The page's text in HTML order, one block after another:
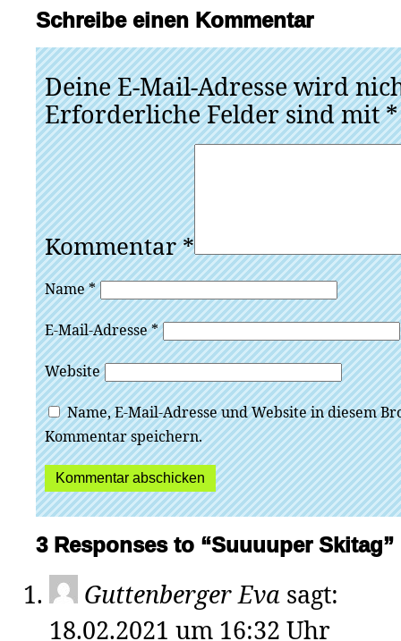
Schreibe einen Kommentar
Deine E-Mail-Adresse wird
Erforderliche Felder sind mit*
Kommentar*
Name*
E-Mail-Adresse*
Website
Name, E-Mail-Adresse und Website in diesem
Kommentar speichern.
3 Responses to “Suuuuper Skitag”
Guttenberger Eva sagt:
18.02.2021 um 16:32 Uhr